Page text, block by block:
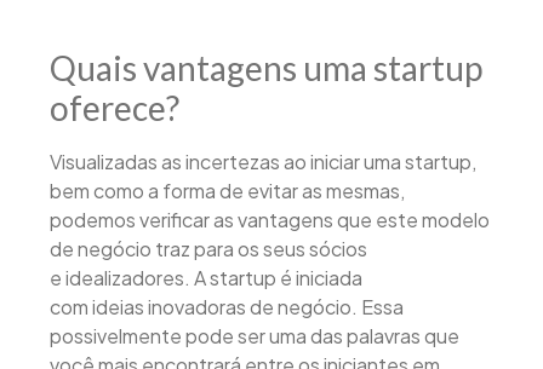
Quais vantagens uma startup
oferece?
Visualizadas as incertezas ao iniciar uma startup,
bem como a forma de evitar as mesmas,
podemos verificar as vantagens que este modelo
de negócio traz para os seus sócios
e idealizadores. A startup é iniciada
com ideias inovadoras de negócio. Essa
possivelmente pode ser uma das palavras que